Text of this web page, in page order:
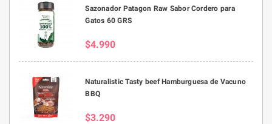
Sazonador Patagon Raw Sabor Cordero para
Gatos 60 GRS
$4.990
Naturalistic Tasty beef Hamburguesa de Vacuno
BBQ
$3.290